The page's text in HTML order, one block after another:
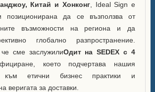
Китай и Хонконг, Ideal Sign е
позиционирана да се възползва от
възможности на региона и да
глобално разпространение.
сме заслужилиОдит на SEDEX с 4
което подчертава нашия
към етични бизнес практики и
веригата за доставки.